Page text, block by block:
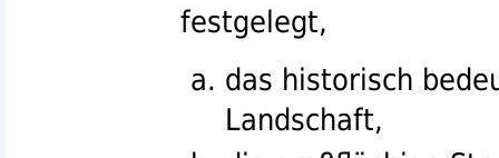
festgelegt,
das historisch
Landschaft,